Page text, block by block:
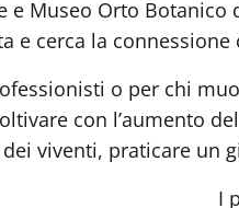
e Museo Orto
e cerca la
o per chi
con l’aumento
viventi, praticare un
I